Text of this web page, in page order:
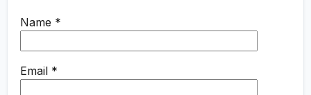
Name *
Email *